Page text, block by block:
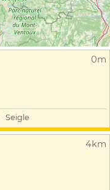
0m
Seigle
4km